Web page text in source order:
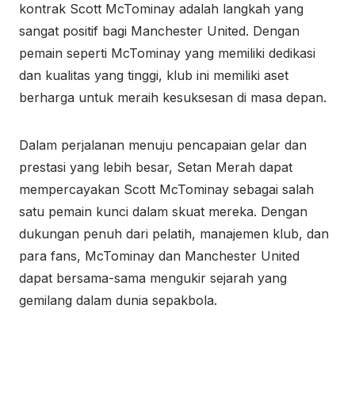
kontrak Scott McTominay adalah langkah yang
sangat positif bagi Manchester United. Dengan
pemain seperti McTominay yang memiliki dedikasi
dan kualitas yang tinggi, klub ini memiliki aset
berharga untuk meraih kesuksesan di masa depan.
Dalam perjalanan menuju pencapaian gelar dan
prestasi yang lebih besar, Setan Merah dapat
mempercayakan Scott McTominay sebagai salah
satu pemain kunci dalam skuat mereka. Dengan
dukungan penuh dari pelatih, manajemen klub, dan
para fans, McTominay dan Manchester United
dapat bersama-sama mengukir sejarah yang
gemilang dalam dunia sepakbola.